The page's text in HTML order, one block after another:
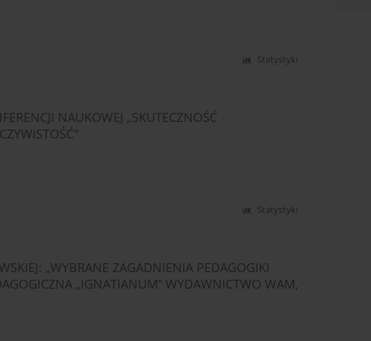
Statystyki
NAUKOWEJ „SKUTECZNOŚĆ
Statystyki
„WYBRANE ZAGADNIENIA PEDAGOGIKI
„IGNATIANUM” WYDAWNICTWO WAM,